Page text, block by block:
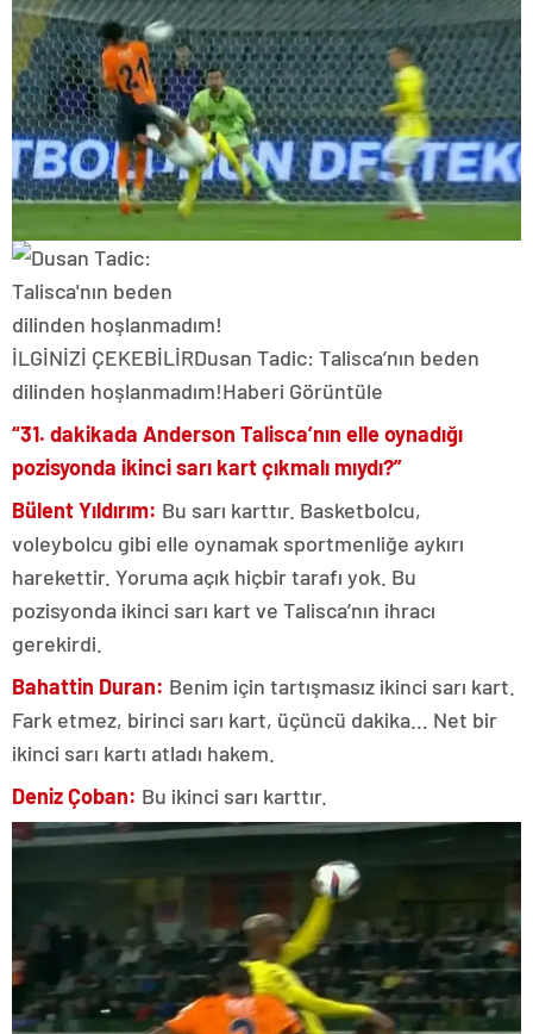
İLGİNİZİ ÇEKEBİLİRDusan Tadic: Talisca’nın beden
dilinden hoşlanmadım!Haberi Görüntüle
“31. dakikada Anderson Talisca’nın elle oynadığı
pozisyonda ikinci sarı kart çıkmalı mıydı?”
Bülent Yıldırım: Bu sarı karttır. Basketbolcu,
voleybolcu gibi elle oynamak sportmenliğe aykırı
harekettir. Yoruma açık hiçbir tarafı yok. Bu
pozisyonda ikinci sarı kart ve Talisca’nın ihracı
gerekirdi.
Bahattin Duran: Benim için tartışmasız ikinci sarı kart.
Fark etmez, birinci sarı kart, üçüncü dakika… Net bir
ikinci sarı kartı atladı hakem.
Deniz Çoban: Bu ikinci sarı karttır.